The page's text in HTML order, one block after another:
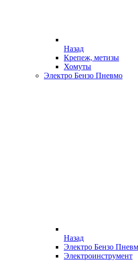
Назад
Крепеж, метизы
Хомуты
Электро Бензо Пневмо
Назад
Электро Бензо
Электроинструмент